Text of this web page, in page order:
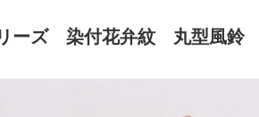
ーズ 染付花弁紋 丸型風鈴